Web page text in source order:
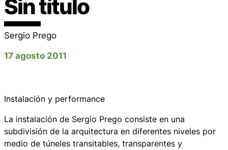
Sin título
Sergio Prego
17 agosto 2011
Instalación y performance
La instalación de Sergio Prego consiste en una
subdivisión de la arquitectura en diferentes niveles por
medio de túneles transitables, transparentes y